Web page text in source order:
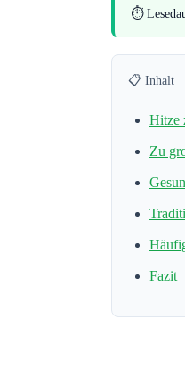
⏱
📋 Inhalt
Hitze
Zu
Fazit